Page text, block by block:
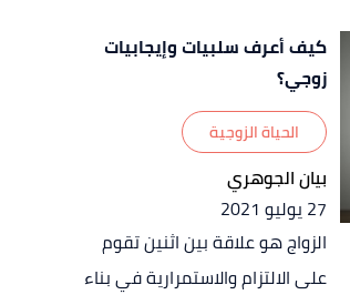
كيف أعرف سلبيات وإيجابيات
زوجي؟
الحياة الزوجية
بيان الجوهري
27 يوليو 2021
الزواج هو علاقة بين اثنين تقوم
على الالتزام والاستمرارية في بناء